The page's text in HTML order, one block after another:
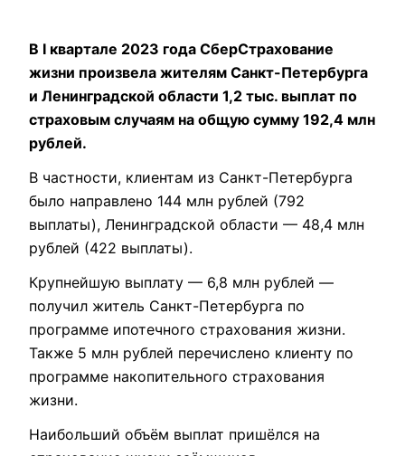
В I квартале 2023 года СберСтрахование
жизни произвела жителям Санкт-Петербурга
и Ленинградской области 1,2 тыс. выплат по
страховым случаям на общую сумму 192,4 млн
рублей.
В частности, клиентам из Санкт-Петербурга
было направлено 144 млн рублей (792
выплаты), Ленинградской области — 48,4 млн
рублей (422 выплаты).
Крупнейшую выплату — 6,8 млн рублей —
получил житель Санкт-Петербурга по
программе ипотечного страхования жизни.
Также 5 млн рублей перечислено клиенту по
программе накопительного страхования
жизни.
Наибольший объём выплат пришёлся на